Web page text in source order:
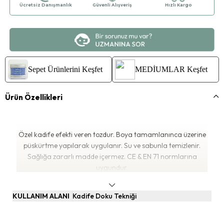
Ücretsiz Danışmanlık Güvenli Alışveriş Hızlı Kargo
Sepet Ürünlerini Keşfet MEDİUMLAR Keşfet
Ürün Özellikleri
Özel kadife efekti veren tozdur. Boya tamamlanınca üzerine
püskürtme yapılarak uygulanır. Su ve sabunla temizlenir.
Sağlığa zararlı madde içermez. CE & EN 71 normlarına
uygundur.

KULLANIM ALANI Kadife Doku Tekniği